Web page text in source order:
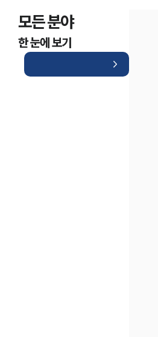
모든 분야
한 눈에 보기